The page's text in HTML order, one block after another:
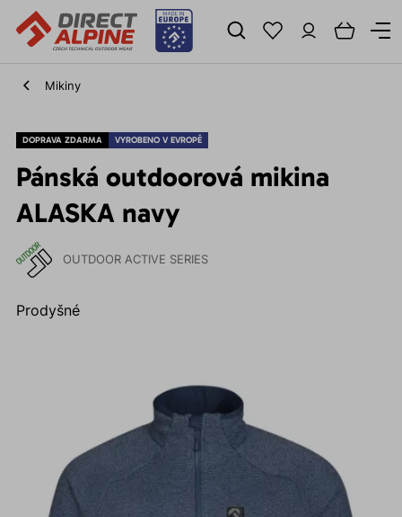
Mikiny
DOPRAVA ZDARMA VYROBENO V EVROPĚ
Pánská outdoorová mikina
ALASKA navy
OUTDOOR ACTIVE SERIES
Prodyšné